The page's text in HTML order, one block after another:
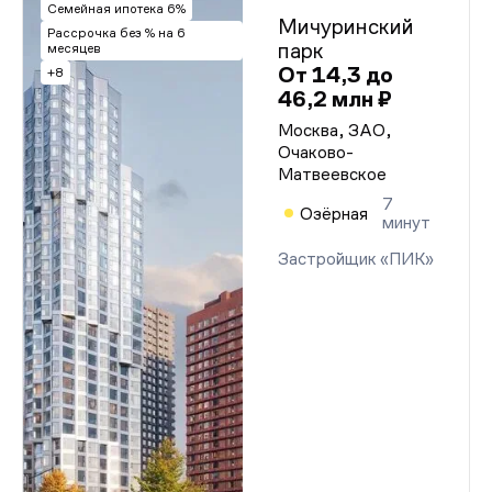
Семейная ипотека 6%
Рассрочка без % на 6
месяцев
+8
Мичуринский
парк
От 14,3 до
46,2 млн ₽
Москва, ЗАО,
Очаково-
Матвеевское
Озёрная
7
минут
Застройщик «ПИК»